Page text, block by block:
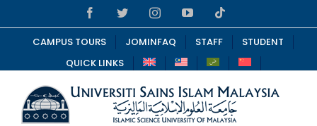
to
content
FacebookTwitterInstagramYouTube
CAMPUS TOURS JOMINFAQ STAFF
STUDENT
QUICK LINKS